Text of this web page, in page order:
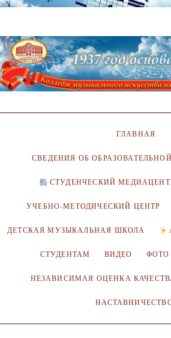
ГЛАВНАЯ
СВЕДЕНИЯ ОБ
СТУДЕНЧЕСКИЙ
УЧЕБНО-МЕТОДИЧЕСКИЙ ЦЕНТР
ДЕТСКАЯ МУЗЫКАЛЬНАЯ ШКОЛА
СТУДЕНТАМ ВИДЕО ФОТО
НЕЗАВИСИМАЯ ОЦЕНКА